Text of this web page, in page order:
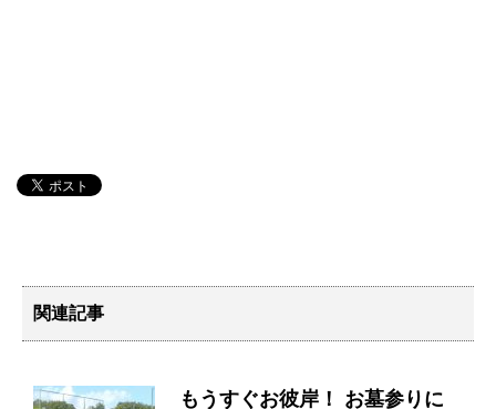
関連記事
もうすぐお彼岸！ お墓参りに